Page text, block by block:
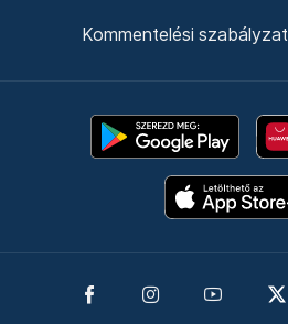
Kommentelési szabályzat